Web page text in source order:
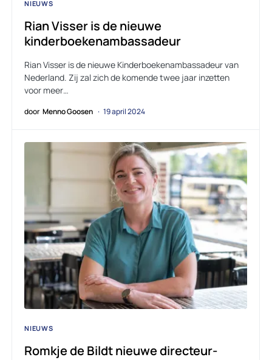
NIEUWS
Rian Visser is de nieuwe
kinderboekenambassadeur
Rian Visser is de nieuwe Kinderboekenambassadeur van
Nederland. Zij zal zich de komende twee jaar inzetten
voor meer…
door Menno Goosen 19 april 2024
NIEUWS
Romkje de Bildt nieuwe directeur-